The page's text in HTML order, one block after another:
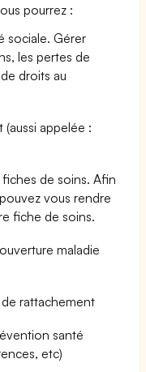
pourrez :
sociale. Gérer
les pertes de
droits au
appelée :
de soins. Afin
vous rendre
fiche de soins.
maladie
rattachement
santé
etc)